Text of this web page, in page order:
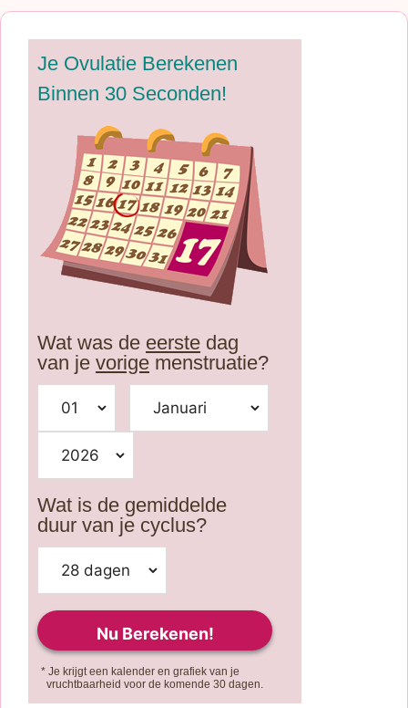
Je Ovulatie Berekenen
Binnen 30 Seconden!
Wat was de eerste dag
van je vorige menstruatie?
Wat is de gemiddelde
duur van je cyclus?
* Je krijgt een kalender en grafiek van je
vruchtbaarheid voor de komende 30 dagen.